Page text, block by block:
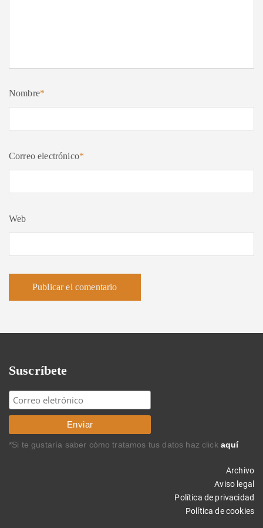
Nombre*
Correo electrónico*
Web
Suscríbete
*Si te gustaría saber cómo tratamos tus datos haz click aquí
Archivo
Aviso legal
Política de privacidad
Política de cookies